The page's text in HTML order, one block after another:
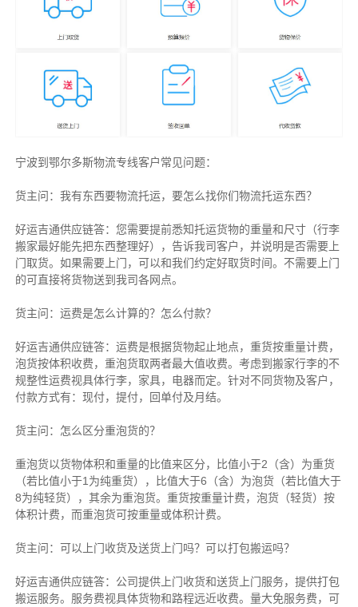
宁波到鄂尔多斯物流专线客户常见问题：
货主问：我有东西要物流托运，要怎么找你们物流托运东西？
好运吉通供应链答：您需要提前悉知托运货物的重量和尺寸（行李
搬家最好能先把东西整理好），告诉我司客户，并说明是否需要上
门取货。如果需要上门，可以和我们约定好取货时间。不需要上门
的可直接将货物送到我司各网点。
货主问：运费是怎么计算的？怎么付款？
好运吉通供应链答：运费是根据货物起止地点，重货按重量计费，
泡货按体积收费，重泡货取两者最大值收费。考虑到搬家行李的不
规整性运费视具体行李，家具，电器而定。针对不同货物及客户，
付款方式有：现付，提付，回单付及月结。
货主问：怎么区分重泡货的？
重泡货以货物体积和重量的比值来区分，比值小于2（含）为重货
（若比值小于1为纯重货），比值大于6（含）为泡货（若比值大于
8为纯轻货），其余为重泡货。重货按重量计费，泡货（轻货）按
体积计费，而重泡货可按重量或体积计费。
货主问：可以上门收货及送货上门吗？可以打包搬运吗？
好运吉通供应链答：公司提供上门收货和送货上门服务，提供打包
搬运服务。服务费视具体货物和路程远近收费。量大免服务费，可